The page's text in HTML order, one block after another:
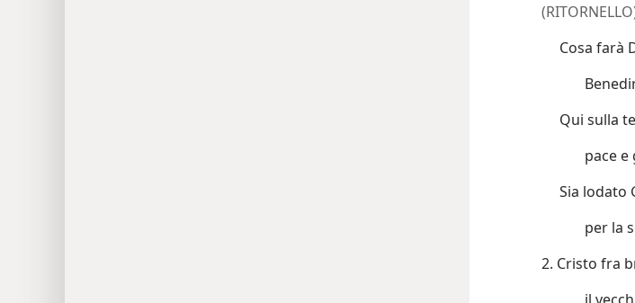
Cosa farà
Qui sulla
pace
Sia lodato
per la
2. Cristo fra